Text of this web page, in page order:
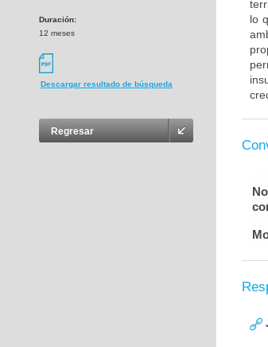
Duración:
12 meses
Descargar resultado de búsqueda
Regresar
lo